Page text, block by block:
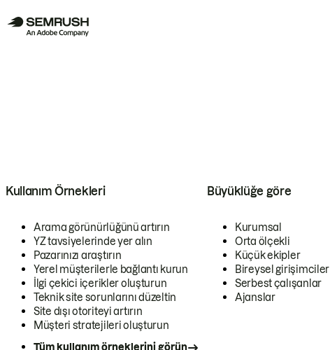
Kullanım Örnekleri
Arama görünürlüğünü artırın
YZ tavsiyelerinde yer alın
Pazarınızı araştırın
Yerel müşterilerle bağlantı kurun
İlgi çekici içerikler oluşturun
Teknik site sorunlarını düzeltin
Site dışı otoriteyi artırın
Müşteri stratejileri oluşturun
Tüm kullanım örneklerini görün
Büyüklüğe göre
Kurumsal
Orta ölçekli
Küçük ekipler
Bireysel girişimciler
Serbest çalışanlar
Ajanslar